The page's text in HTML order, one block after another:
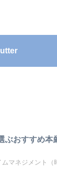
ぶおすすめ本
マネジメント（